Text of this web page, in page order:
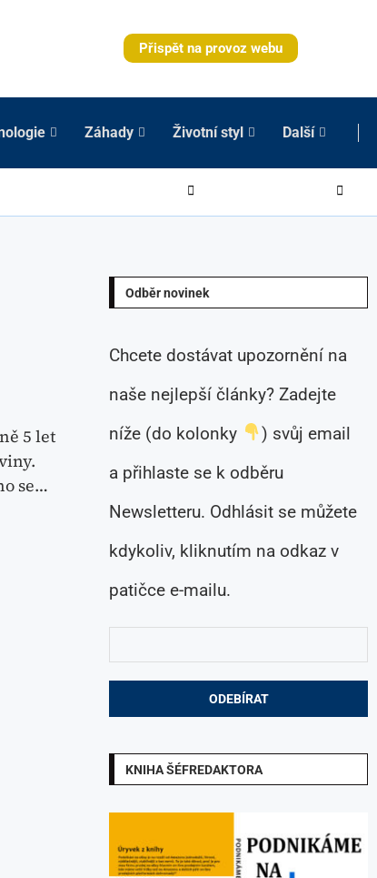
Přispět na provoz webu
Záhady Životní styl Další
5 let
se…
Odběr novinek
Chcete dostávat upozornění na
naše nejlepší články? Zadejte
níže (do kolonky
) svůj email
a přihlaste se k odběru
Newsletteru. Odhlásit se můžete
kdykoliv, kliknutím na odkaz v
patičce e-mailu.
KNIHA ŠÉFREDAKTORA